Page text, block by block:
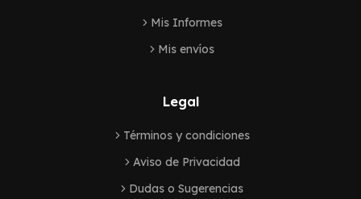
Mis Informes
Mis envíos
Legal
Términos y condiciones
Aviso de Privacidad
Dudas o Sugerencias